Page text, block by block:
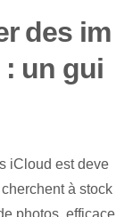
des im
un gui
iCloud est deve
à stock